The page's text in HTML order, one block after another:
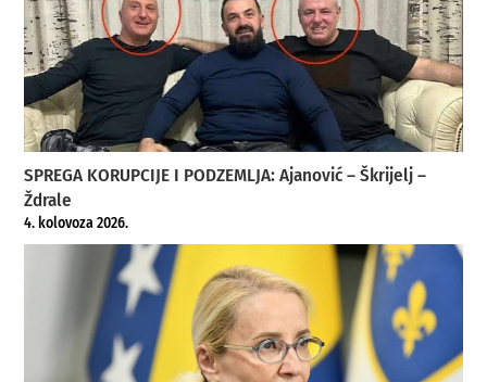
SPREGA KORUPCIJE I PODZEMLJA: Ajanović – Škrijelj –
Ždrale
4. kolovoza 2026.